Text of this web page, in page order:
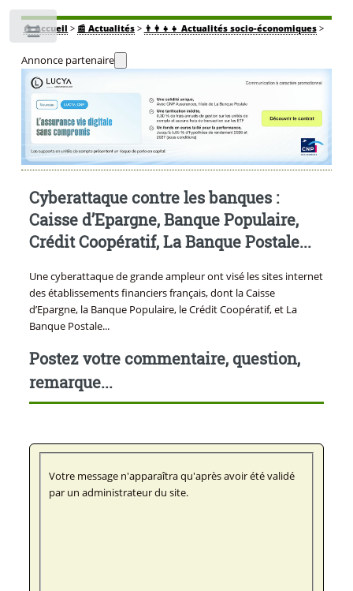
🏠Accueil > 📰 Actualités> 👨‍👩‍👧‍👧 Actualités socio-économiques>
Annonce partenaire
Cyberattaque contre les banques :
Caisse d’Epargne, Banque Populaire,
Crédit Coopératif, La Banque Postale...
Une cyberattaque de grande ampleur ont visé les sites internet
des établissements financiers français, dont la Caisse
d’Epargne, la Banque Populaire, le Crédit Coopératif, et La
Banque Postale...
Postez votre commentaire, question,
remarque...
Votre message n'apparaîtra qu'après avoir été validé
par un administrateur du site.
Toggle